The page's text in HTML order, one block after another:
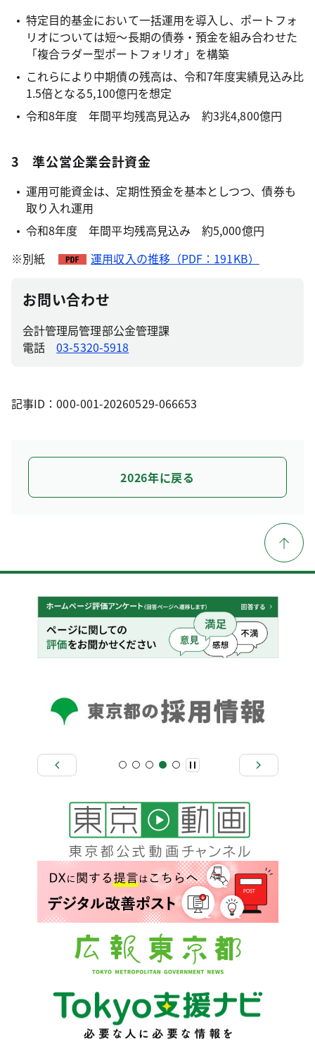
特定目的基金において一括運用を導入し、ポートフォ
リオについては短～長期の債券・預金を組み合わせた
「複合ラダー型ポートフォリオ」を構築
これらにより中期債の残高は、令和7年度実績見込み比
1.5倍となる5,100億円を想定
令和8年度 年間平均残高見込み 約3兆4,800億円
3 準公営企業会計資金
運用可能資金は、定期性預金を基本としつつ、債券も
取り入れ運用
令和8年度 年間平均残高見込み 約5,000億円
※別紙
運用収入の推移（PDF：191KB）
お問い合わせ
会計管理局管理部公金管理課
電話03-5320-5918
記事ID：000-001-20260529-066653
2026年に戻る